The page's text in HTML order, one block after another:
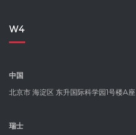
W4
中国
北京市 海淀区 东升国际科学园1号楼A座
瑞士